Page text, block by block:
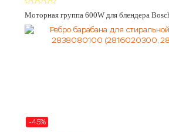
Моторная группа 600W для блендера
-45%